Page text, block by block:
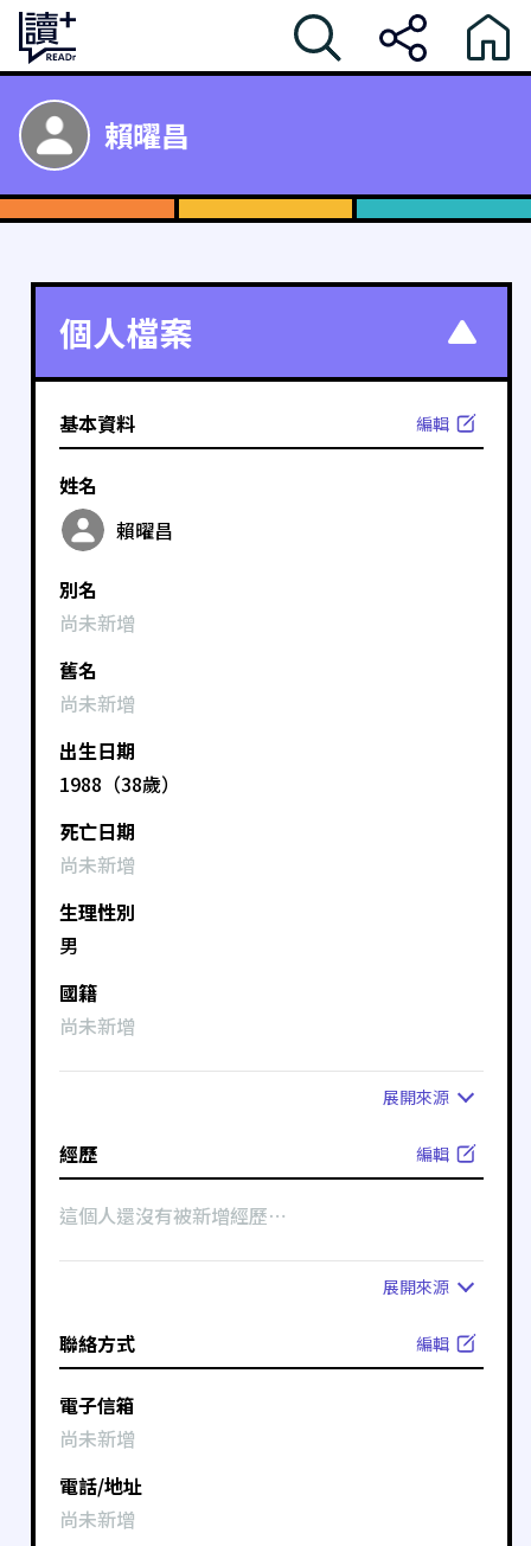
賴曜昌
個人檔案
基本資料 編輯
姓名
賴曜昌
別名
尚未新增
舊名
尚未新增
出生日期
1988（38歲）
死亡日期
尚未新增
生理性別
男
國籍
尚未新增
展開來源
經歷 編輯
這個人還沒有被新增經歷⋯
展開來源
聯絡方式 編輯
電子信箱
尚未新增
電話/地址
尚未新增